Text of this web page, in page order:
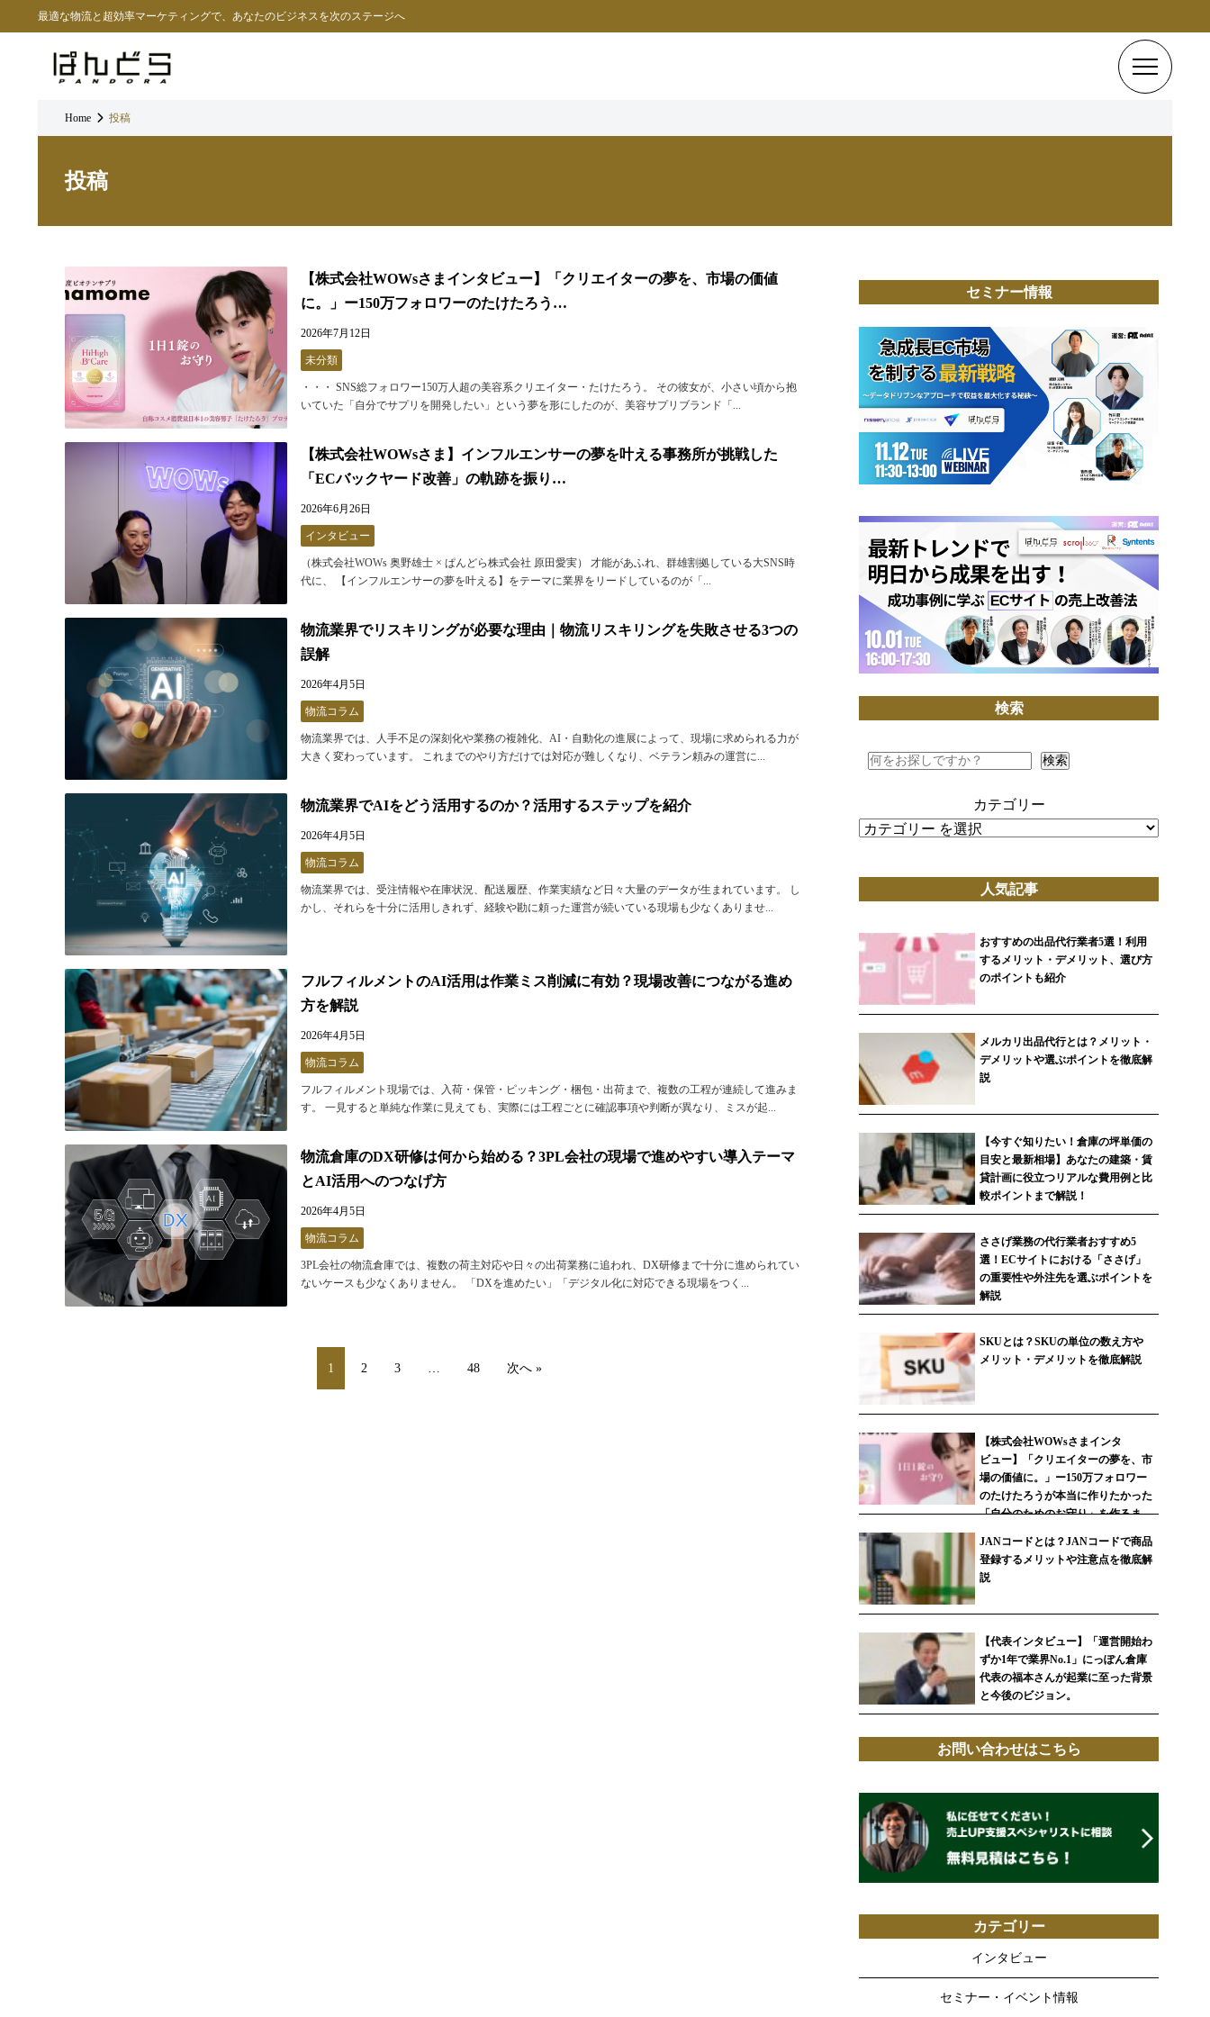
最適な物流と超効率マーケティングで、あなたのビジネスを次のステージへ
Home 投稿
投稿
【株式会社WOWsさまインタビュー】「クリエイターの夢を、市場の価値
に。」ー150万フォロワーのたけたろう…
2026年7月12日
未分類
・・・ SNS総フォロワー150万人超の美容系クリエイター・たけたろう。 その彼女が、小さい頃から抱
いていた「自分でサプリを開発したい」という夢を形にしたのが、美容サプリブランド「...
【株式会社WOWsさま】インフルエンサーの夢を叶える事務所が挑戦した
「ECバックヤード改善」の軌跡を振り…
2026年6月26日
インタビュー
（株式会社WOWs 奥野雄士 × ぱんどら株式会社 原田愛実） 才能があふれ、群雄割拠している大SNS時
代に、 【インフルエンサーの夢を叶える】をテーマに業界をリードしているのが「...
物流業界でリスキリングが必要な理由｜物流リスキリングを失敗させる3つの
誤解
2026年4月5日
物流コラム
物流業界では、人手不足の深刻化や業務の複雑化、AI・自動化の進展によって、現場に求められる力が
大きく変わっています。 これまでのやり方だけでは対応が難しくなり、ベテラン頼みの運営に...
物流業界でAIをどう活用するのか？活用するステップを紹介
2026年4月5日
物流コラム
物流業界では、受注情報や在庫状況、配送履歴、作業実績など日々大量のデータが生まれています。 し
かし、それらを十分に活用しきれず、経験や勘に頼った運営が続いている現場も少なくありませ...
フルフィルメントのAI活用は作業ミス削減に有効？現場改善につながる進め
方を解説
2026年4月5日
物流コラム
フルフィルメント現場では、入荷・保管・ピッキング・梱包・出荷まで、複数の工程が連続して進みま
す。 一見すると単純な作業に見えても、実際には工程ごとに確認事項や判断が異なり、ミスが起...
物流倉庫のDX研修は何から始める？3PL会社の現場で進めやすい導入テーマ
とAI活用へのつなげ方
2026年4月5日
物流コラム
3PL会社の物流倉庫では、複数の荷主対応や日々の出荷業務に追われ、DX研修まで十分に進められてい
ないケースも少なくありません。 「DXを進めたい」「デジタル化に対応できる現場をつく...
1 2 3 … 48 次へ »
セミナー情報
検索
検索 検索
カテゴリー
人気記事
おすすめの出品代行業者5選！利用
するメリット・デメリット、選び方
のポイントも紹介
メルカリ出品代行とは？メリット・
デメリットや選ぶポイントを徹底解
説
【今すぐ知りたい！倉庫の坪単価の
目安と最新相場】あなたの建築・賃
貸計画に役立つリアルな費用例と比
較ポイントまで解説！
ささげ業務の代行業者おすすめ5
選！ECサイトにおける「ささげ」
の重要性や外注先を選ぶポイントを
解説
SKUとは？SKUの単位の数え方や
メリット・デメリットを徹底解説
【株式会社WOWsさまインタ
ビュー】「クリエイターの夢を、市
場の価値に。」ー150万フォロワー
のたけたろうが本当に作りたかった
「自分のためのお守り」を作るま
JANコードとは？JANコードで商品
登録するメリットや注意点を徹底解
説
【代表インタビュー】「運営開始わ
ずか1年で業界No.1」にっぽん倉庫
代表の福本さんが起業に至った背景
と今後のビジョン。
お問い合わせはこちら
カテゴリー
インタビュー
セミナー・イベント情報